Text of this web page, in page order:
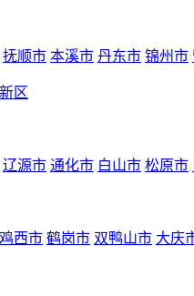
抚顺市 本溪市 丹东市 锦州市
区
辽源市 通化市 白山市 松原市
鸡西市 鹤岗市 双鸭山市 大庆